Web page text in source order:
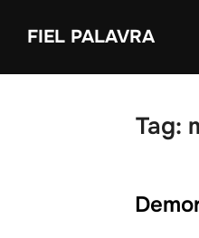
FIEL PALAVRA
Tag: